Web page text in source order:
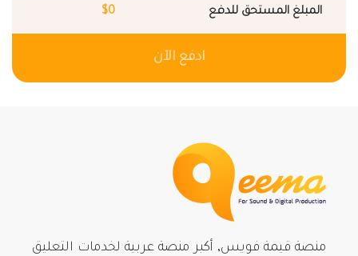
المبلغ المستحق للدفع $0
ادفع الآن
منصة قيمة فويس, أكبر منصة عربية لخدمات التعليق